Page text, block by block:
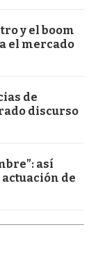
y el boom
el mercado
de
discurso
así
de